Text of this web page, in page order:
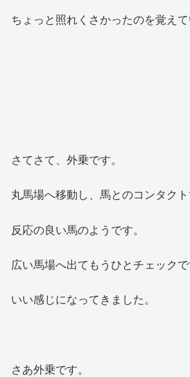
ちょっと照れくさかったのを覚えて
さてさて、外乗です。
丸馬場へ移動し、馬とのコンタクト
反応の良い馬のようです。
広い馬場へ出てもうひとチェックで
いい感じになってきました。
さあ外乗です。